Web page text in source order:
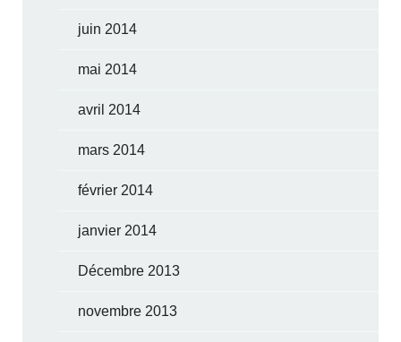
juin 2014
mai 2014
avril 2014
mars 2014
février 2014
janvier 2014
Décembre 2013
novembre 2013